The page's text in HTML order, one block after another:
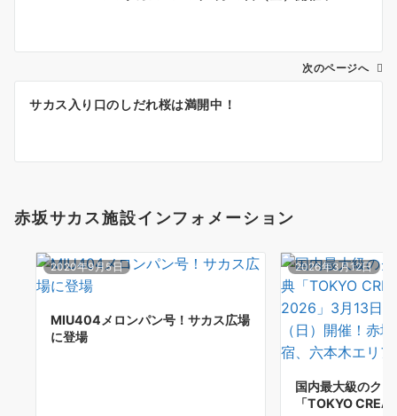
ン
次のページへ
サカス入り口のしだれ桜は満開中！
赤坂サカス施設インフォメーション
2020年9月5日
MIU404メロンパン号！サカス広場
に登場
2026年3月12日
国内最大級のク
「TOKYO